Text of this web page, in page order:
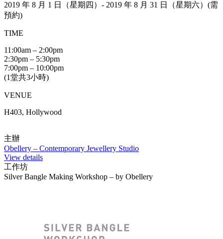
2019 年 8 月 1 日（星期四）- 2019 年 8 月 31 日（星期六）(需
預約)
TIME
11:00am – 2:00pm
2:30pm – 5:30pm
7:00pm – 10:00pm
(1堂共3小時)
VENUE
H403, Hollywood
主辦
Obellery – Contemporary Jewellery Studio
View details
工作坊
Silver Bangle Making Workshop – by Obellery